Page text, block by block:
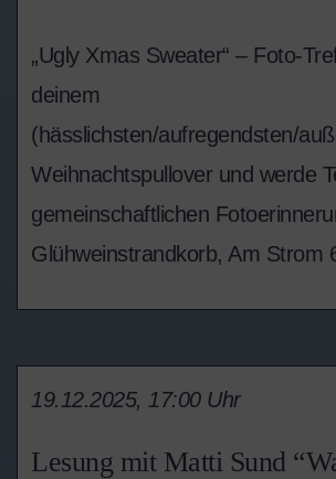
„Ugly Xmas Sweater“ – Foto-
deinem
(hässlichsten/aufregendsten/
Weihnachtspullover und werde
gemeinschaftlichen
Glühweinstrandkorb, Am Strom
Lesung mit Matti Sund
19.12.2025, 17:00 Uhr